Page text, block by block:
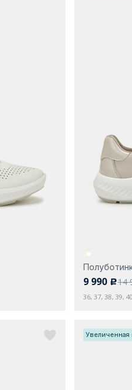
9 990 c14
36, 37, 38, 39,
Увеличенная